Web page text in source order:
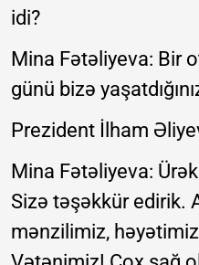
idi?
Mina Fətəliyeva: Bir
günü bizə
Prezident İlham
Mina Fətəliyeva:
Sizə təşəkkür edirik.
mənzilimiz,